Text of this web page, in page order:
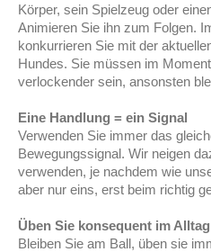
Körper, sein Spielzeug oder
Animieren Sie ihn zum Folgen.
konkurrieren Sie mit der
Hundes. Sie müssen im
verlockender sein, ansonsten
Eine Handlung = ein Signal
Verwenden Sie immer das
Bewegungssignal. Wir neigen
verwenden, je nachdem wie
aber nur eins, erst beim richtig
Üben Sie konsequent im Alltag
Bleiben Sie am Ball, üben sie